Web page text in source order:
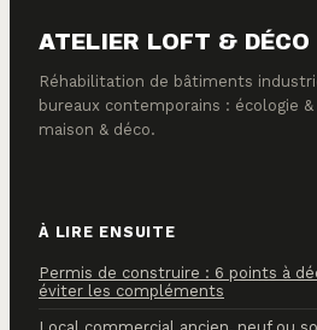
ATELIER LOFT & DÉCO
Réhabilitation de bâtiments
bureaux contemporains : écologie
maison & déco.
À LIRE ENSUITE
Permis de construire : 6 points à
éviter les compléments